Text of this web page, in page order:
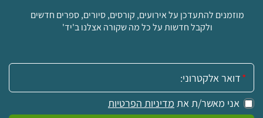
מוזמנים להתעדכן על אירועים, קורסים, סיורים, ספרים חדשים
ולקבל חדשות על כל מה שקורה אצלנו ב'יד'
אימייל:
אני מאשר/ת את מדיניות הפרטיות